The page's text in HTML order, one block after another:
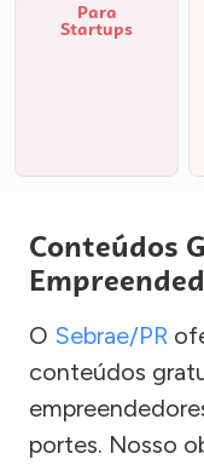
Para
Startups
Conteúdos
O Sebrae/PR
conteúdos
portes. Nosso